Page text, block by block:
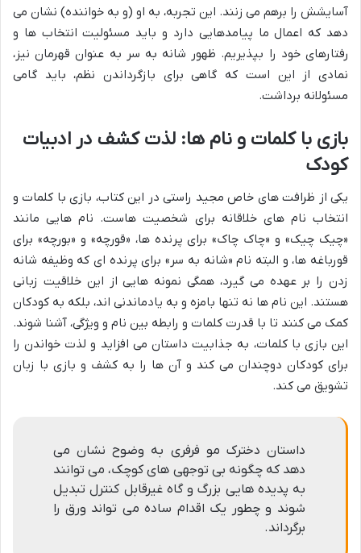
آسایشش را برهم می زنند. این تجربه، به او (و به خواننده) نشان می
دهد که اعمال ما پیامدهایی دارد و باید مسئولیت انتخاب ها و
رفتارهای خود را بپذیریم. ظهور شانه به سر به عنوان قهرمان نیز،
نمادی از این است که گاهی برای بازگرداندن نظم، باید گامی
مسئولانه برداشت.
بازی با کلمات و نام ها: لذت کشف در ادبیات
کودک
یکی از ظرافت های خاص مجید راستی در این کتاب، بازی با کلمات و
انتخاب نام های خلاقانه برای شخصیت هاست. نام هایی مانند
«چیک چیک» و «چاک چاک» برای پرنده ها، «قورچه» و «بورچه» برای
قورباغه ها، و البته نام «شانه به سر» برای پرنده ای که وظیفه شانه
زدن را بر عهده می گیرد، همگی نمونه هایی از این خلاقیت زبانی
هستند. این نام ها نه تنها بامزه و به یادماندنی اند، بلکه به کودکان
کمک می کنند تا با قدرت کلمات و رابطه بین نام و ویژگی، آشنا شوند.
این بازی با کلمات، به جذابیت داستان می افزاید و لذت خواندن را
برای کودکان دوچندان می کند و آن ها را به کشف و بازی با زبان
تشویق می کند.
داستان دخترک مو فرفری به وضوح نشان می
دهد که چگونه بی توجهی های کوچک، می توانند
به پدیده هایی بزرگ و گاه غیرقابل کنترل تبدیل
شوند و چطور یک اقدام ساده می تواند ورق را
برگرداند.